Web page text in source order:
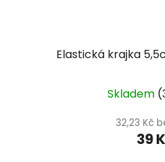
Elastická krajka
Skladem
32,23 Kč
39